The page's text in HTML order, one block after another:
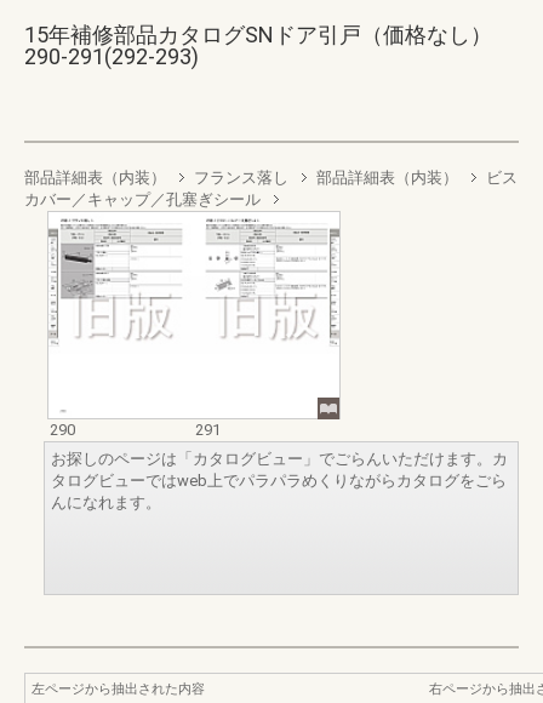
15年補修部品カタログSNドア引戸（価格なし）
290-291(292-293)
部品詳細表（内装） フランス落し 部品詳細表（内装）
ビス
カバー／キャップ／孔塞ぎシール
290
291
お探しのページは「カタログビュー」でごらんいただけます。カ
タログビューではweb上でパラパラめくりながらカタログをごら
んになれます。
左ページから抽出された内容
右ページから抽出